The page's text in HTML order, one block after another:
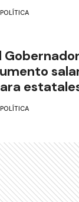
POLÍTICA
POLÍTICA